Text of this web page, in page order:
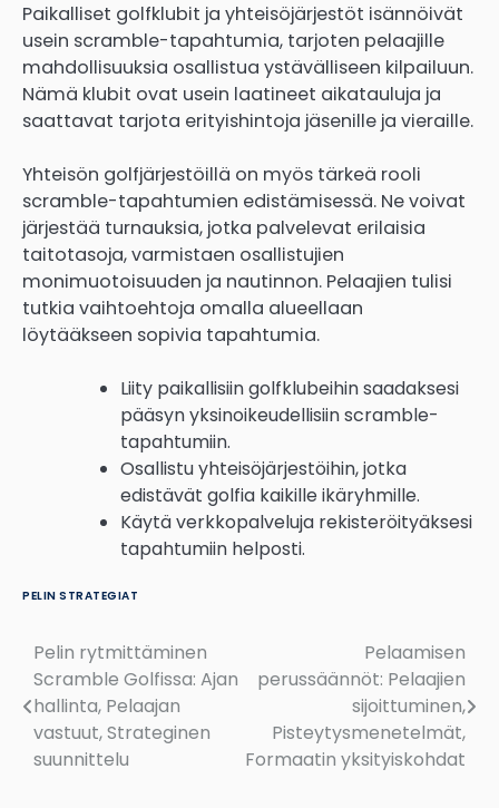
Paikalliset golfklubit ja yhteisöjärjestöt isännöivät
usein scramble-tapahtumia, tarjoten pelaajille
mahdollisuuksia osallistua ystävälliseen kilpailuun.
Nämä klubit ovat usein laatineet aikatauluja ja
saattavat tarjota erityishintoja jäsenille ja vieraille.
Yhteisön golfjärjestöillä on myös tärkeä rooli
scramble-tapahtumien edistämisessä. Ne voivat
järjestää turnauksia, jotka palvelevat erilaisia
taitotasoja, varmistaen osallistujien
monimuotoisuuden ja nautinnon. Pelaajien tulisi
tutkia vaihtoehtoja omalla alueellaan
löytääkseen sopivia tapahtumia.
Liity paikallisiin golfklubeihin saadaksesi
pääsyn yksinoikeudellisiin scramble-
tapahtumiin.
Osallistu yhteisöjärjestöihin, jotka
edistävät golfia kaikille ikäryhmille.
Käytä verkkopalveluja rekisteröityäksesi
tapahtumiin helposti.
PELIN STRATEGIAT
Post
navigation
Pelin rytmittäminen
Scramble Golfissa: Ajan
hallinta, Pelaajan
vastuut, Strateginen
suunnittelu
Pelaamisen
perussäännöt: Pelaajien
sijoittuminen,
Pisteytysmenetelmät,
Formaatin yksityiskohdat